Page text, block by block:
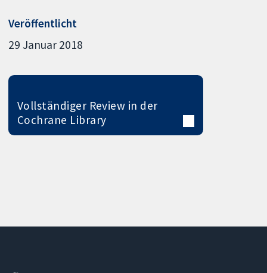
Veröffentlicht
29 Januar 2018
Vollständiger Review in der
Cochrane Library